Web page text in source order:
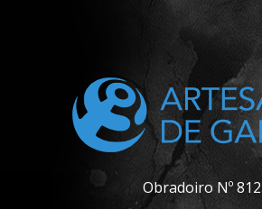
Obradoiro Nº 812